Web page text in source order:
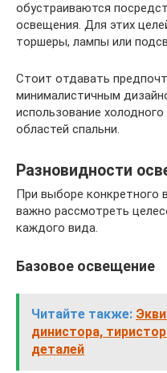
обустраиваются
освещения. Для этих
торшеры, лампы или
Стоит отдавать
минималистичным
использование
областей спальни.
Разновидности
При выборе конкретного
важно рассмотреть
каждого вида.
Базовое освещение
Читайте также:
динистора,
деталей